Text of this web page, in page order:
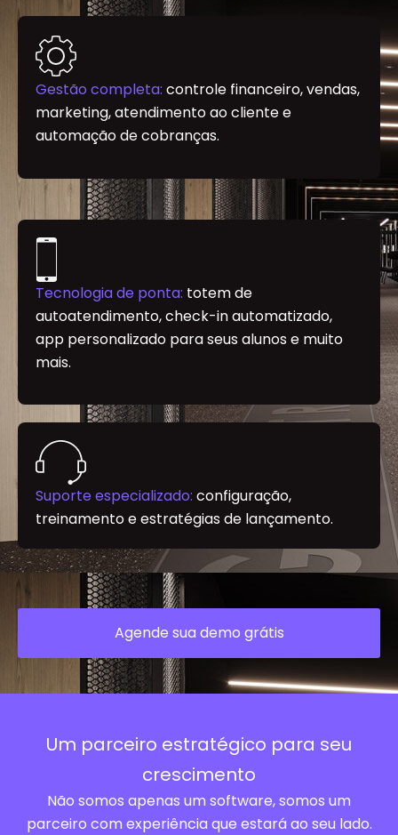
Gestão completa: controle financeiro, vendas,
marketing, atendimento ao cliente e
automação de cobranças.
Tecnologia de ponta: totem de
autoatendimento, check-in automatizado,
app personalizado para seus alunos e muito
mais.
Suporte especializado: configuração,
treinamento e estratégias de lançamento.
Agende sua demo grátis
Um parceiro estratégico para seu
crescimento
Não somos apenas um software, somos um
parceiro com experiência que estará ao seu lado.